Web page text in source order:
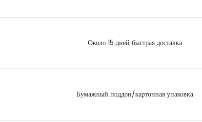
Около 15 дней быстрая доставка
Бумажный поддон/картонная упаковка